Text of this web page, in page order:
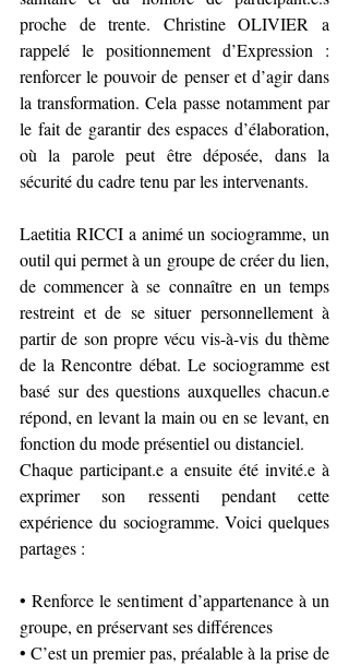
proche de trente. Christine OLIVIER a
rappelé le positionnement d’Expression :
renforcer le pouvoir de penser et d’agir dans
la transformation. Cela passe notamment par
le fait de garantir des espaces d’élaboration,
où la parole peut être déposée, dans la
sécurité du cadre tenu par les intervenants.
Laetitia RICCI a animé un sociogramme, un
outil qui permet à un groupe de créer du lien,
de commencer à se connaître en un temps
restreint et de se situer personnellement à
partir de son propre vécu vis-à-vis du thème
de la Rencontre débat. Le sociogramme est
basé sur des questions auxquelles chacun.e
répond, en levant la main ou en se levant, en
fonction du mode présentiel ou distanciel.
Chaque participant.e a ensuite été invité.e à
exprimer son ressenti pendant cette
expérience du sociogramme. Voici quelques
partages :
• Renforce le sentiment d’appartenance à un
groupe, en préservant ses différences
• C’est un premier pas, préalable à la prise de